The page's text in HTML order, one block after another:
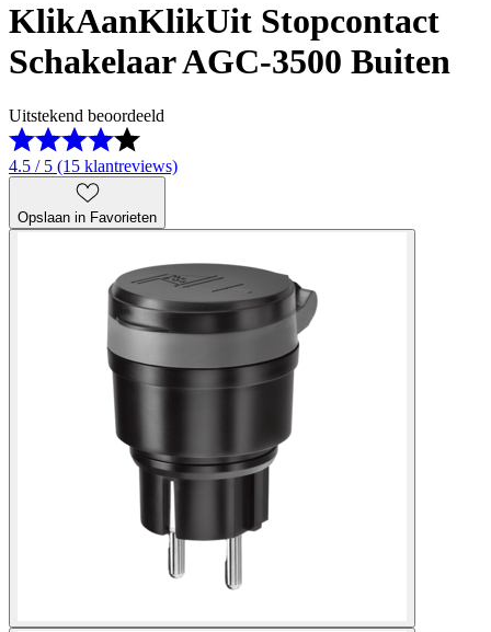
KlikAanKlikUit Stopcontact
Schakelaar AGC-3500 Buiten
Uitstekend beoordeeld
4.5 / 5 (15 klantreviews)
Opslaan in Favorieten